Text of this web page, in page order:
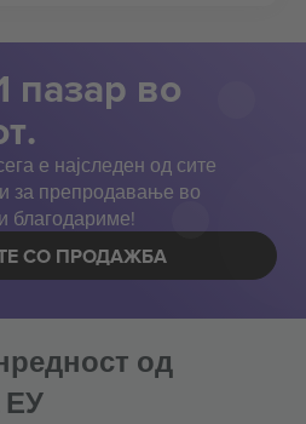
пазар во
е најследен од сите
за препродавање во
благодариме!
СО ПРОДАЖБА
од
ЕУ